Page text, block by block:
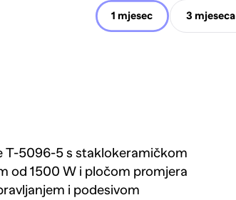
1 mjesec 3 mjeseca
T-5096-5 s staklokeramičkom
od 1500 W i pločom promjera
i podesivom